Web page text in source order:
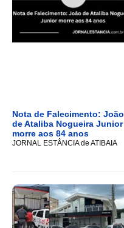
Nota de Falecimento: João
de Ataliba Nogueira Junior
morre aos 84 anos
JORNAL ESTÂNCIA de ATIBAIA